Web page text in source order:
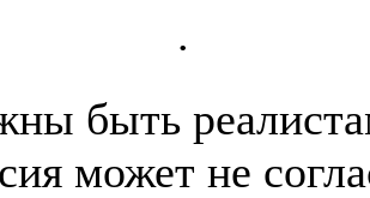
.
быть
может не